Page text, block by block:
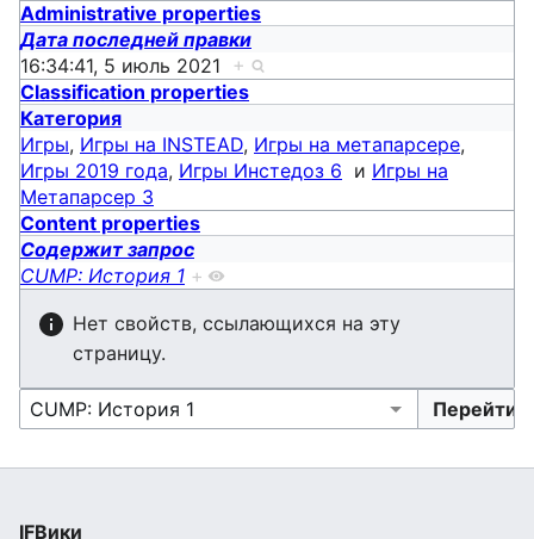
Administrative properties
Дата последней правки
16:34:41, 5 июль 2021 +
Classification properties
Категория
Игры, Игры на INSTEAD, Игры на метапарсере,
Игры 2019 года, Игры Инстедоз 6 и Игры на
Метапарсер 3
Content properties
Содержит запрос
CUMP: История 1 +
Нет свойств, ссылающихся на эту
страницу.
IFВики